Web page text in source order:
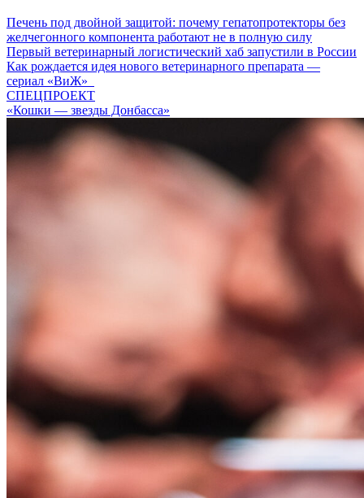
Печень под двойной защитой: почему гепатопротекторы без
желчегонного компонента работают не в полную силу
Первый ветеринарный логистический хаб запустили в России
Как рождается идея нового ветеринарного препарата —
сериал «ВиЖ»
СПЕЦПРОЕКТ
«Кошки — звезды Донбасса»